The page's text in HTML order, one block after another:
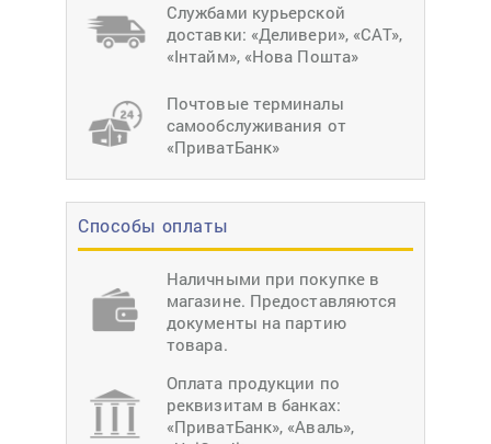
Службами курьерской
доставки: «Деливери», «САТ»,
«Інтайм», «Нова Пошта»
Почтовые терминалы
самообслуживания от
«ПриватБанк»
Способы оплаты
Наличными при покупке в
магазине. Предоставляются
документы на партию
товара.
Оплата продукции по
реквизитам в банках:
«ПриватБанк», «Аваль»,